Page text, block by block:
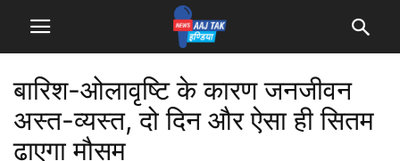
बारिश-ओलावृष्टि के कारण जनजीवन
अस्त-व्यस्त, दो दिन और ऐसा ही सितम
ढाएगा मौसम